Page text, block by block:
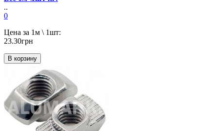
..
0
Цена за 1м \ 1шт:
23.30грн
В корзину